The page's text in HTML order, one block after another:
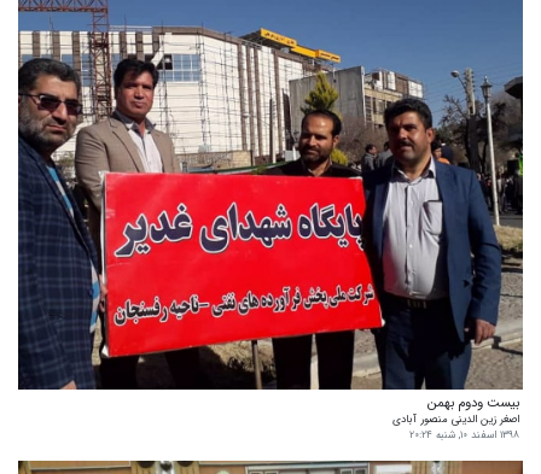
بیست ودوم بهمن
اصغر زین الدینی منصور آبادی
۱۳۹۸ اسفند ۱۰, شنبه ۲۰:۲۴